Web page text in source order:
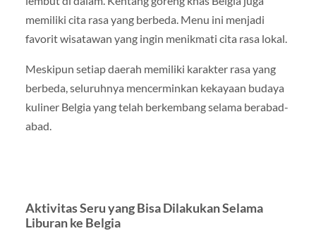
memiliki cita rasa yang berbeda. Menu ini menjadi
favorit wisatawan yang ingin menikmati cita rasa lokal.
Meskipun setiap daerah memiliki karakter rasa yang
berbeda, seluruhnya mencerminkan kekayaan budaya
kuliner Belgia yang telah berkembang selama berabad-
abad.
Aktivitas Seru yang Bisa Dilakukan Selama
Liburan ke Belgia